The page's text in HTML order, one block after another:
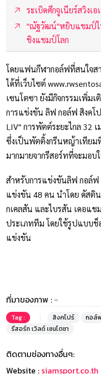
ระเบิดศึกจูเนียร์สวิง
"ณัฐวัฒน์"หยิบแชมป์ไ
ชิงแชมป์โลก
โดยแฟนกีฬากอล์ฟที่สนใจส
ได้ที่เว็บไซต์
เซนโตซา ยังมีกิจกรรมเพิ่ม
การแข่งขัน ลิฟ กอล์ฟ สิงคโ
LIV" การพัตต์ระยะไกล 32
ซึ่งเป็นพัตติ้งกรีนหญ้าเทียม
มากมายจากรีสอร์ทที่จะมอบ
สำหรับการแข่งขันลิฟ กอล์ฟ
แข่งขัน 48 คน นำโดย ดัสติ
กเคลสัน และไบรสัน เดอแ
ประเภททีม โดยใช้รูปแบบช็
แข่งขัน
ที่มาของภาพ : -
Tag : สิงคโปร์ กอล์
รีสอร์ท เวิลด์ เซนโตซา
ติดตามช่องทางอื่นๆ:
Website : siamsport.co.th